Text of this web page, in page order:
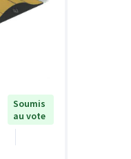
Soumis
au vote